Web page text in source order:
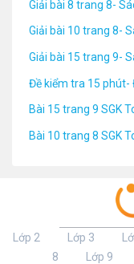
Giải bài 8 trang 8-
Giải bài 10 trang 8-
Giải bài 15 trang 9-
Đề kiểm tra 15 phút-
Bài 15 trang 9 SGK
Bài 10 trang 8 SGK
Lớp 2 Lớp 3
8
Lớp 9